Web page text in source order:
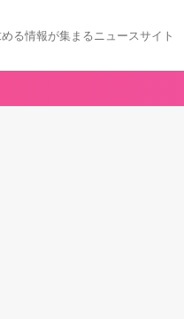
る情報が集まるニュースサイト